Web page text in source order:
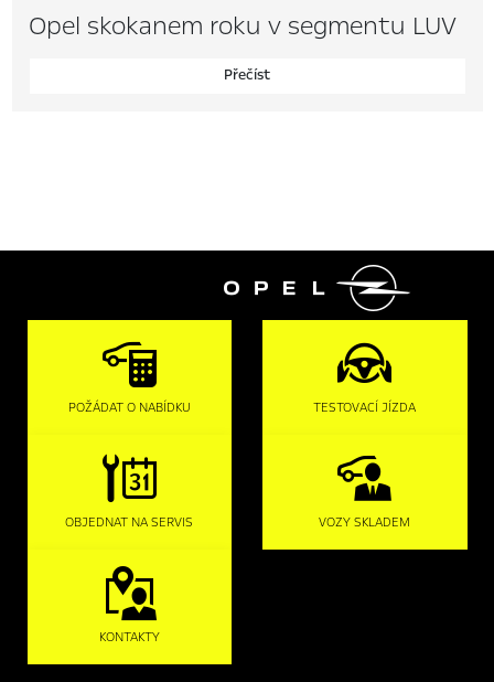
Opel skokanem roku v segmentu LUV
Přečíst

POŽÁDAT O NABÍDKU TESTOVACÍ JÍZDA
OBJEDNAT NA SERVIS VOZY SKLADEM
KONTAKTY